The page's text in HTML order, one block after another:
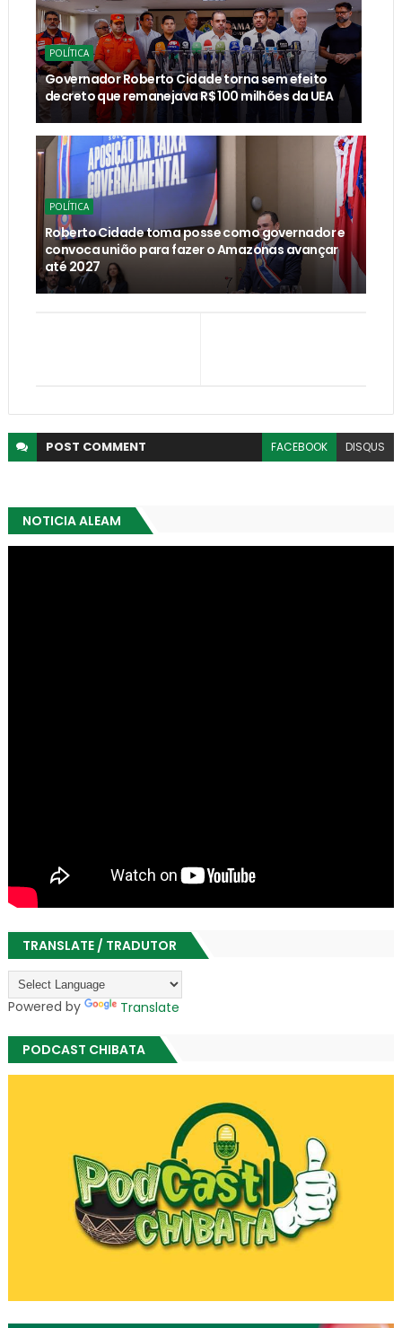
POLÍTICA
Governador Roberto Cidade torna sem efeito
decreto que remanejava R$ 100 milhões da UEA
POLÍTICA
Roberto Cidade toma posse como governador e
convoca união para fazer o Amazonas avançar
até 2027
POST COMMENT FACEBOOK DISQUS
NOTICIA ALEAM
TRANSLATE / TRADUTOR
Powered by Translate
PODCAST CHIBATA